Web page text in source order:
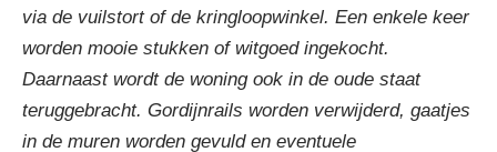
via de vuilstort of de kringloopwinkel. Een enkele keer
worden mooie stukken of witgoed ingekocht.
Daarnaast wordt de woning ook in de oude staat
teruggebracht. Gordijnrails worden verwijderd, gaatjes
in de muren worden gevuld en eventuele